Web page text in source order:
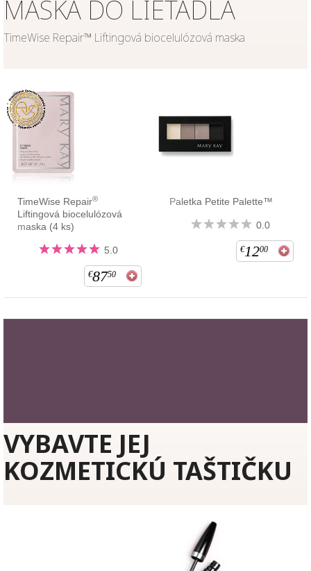
MASKA DO LIETADLA
TimeWise Repair™ Liftingová biocelulózová maska
TimeWise Repair®
Liftingová biocelulózová
maska (4 ks)
5.0
€8750
Paletka Petite Palette™
0.0
€1200
VYBAVTE JEJ
KOZMETICKÚ TAŠTIČKU